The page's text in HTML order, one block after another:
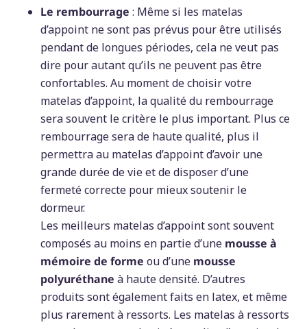
Le rembourrage: Même si les matelas
d’appoint ne sont pas prévus pour être utilisés
pendant de longues périodes, cela ne veut pas
dire pour autant qu’ils ne peuvent pas être
confortables. Au moment de choisir votre
matelas d’appoint, la qualité du rembourrage
sera souvent le critère le plus important. Plus ce
rembourrage sera de haute qualité, plus il
permettra au matelas d’appoint d’avoir une
grande durée de vie et de disposer d’une
fermeté correcte pour mieux soutenir le
dormeur.
Les meilleurs matelas d’appoint sont souvent
composés au moins en partie d’une mousse à
mémoire de formeou d’une mousse
polyuréthane à haute densité. D’autres
produits sont également faits en latex, et même
plus rarement à ressorts. Les matelas à ressorts